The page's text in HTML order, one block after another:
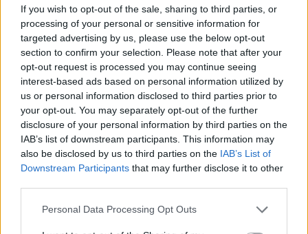
If you wish to opt-out of the sale, sharing to third parties, or
processing of your personal or sensitive information for
targeted advertising by us, please use the below opt-out
section to confirm your selection. Please note that after your
opt-out request is processed you may continue seeing
interest-based ads based on personal information utilized by
us or personal information disclosed to third parties prior to
your opt-out. You may separately opt-out of the further
disclosure of your personal information by third parties on the
IAB’s list of downstream participants. This information may
also be disclosed by us to third parties on the IAB’s List of
Downstream Participants that may further disclose it to other
Personal Data Processing Opt Outs